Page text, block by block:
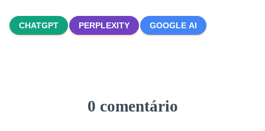
CHATGPT PERPLEXITY GOOGLE AI
0 comentário